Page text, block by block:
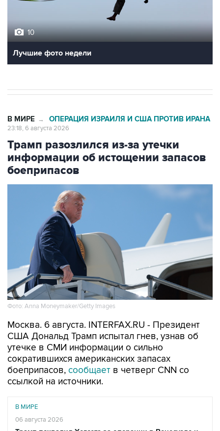
10
Лучшие фото недели
В МИРЕ → ОПЕРАЦИЯ ИЗРАИЛЯ И США ПРОТИВ ИРАНА
23:18, 6 августа 2026
Трамп разозлился из-за утечки
информации об истощении запасов
боеприпасов
Фото: Anna Moneymaker/Getty Images
Москва. 6 августа. INTERFAX.RU - Президент
США Дональд Трамп испытал гнев, узнав об
утечке в СМИ информации о сильно
сократившихся американских запасах
боеприпасов, сообщает в четверг CNN со
ссылкой на источники.
В МИРЕ
06 августа 2026